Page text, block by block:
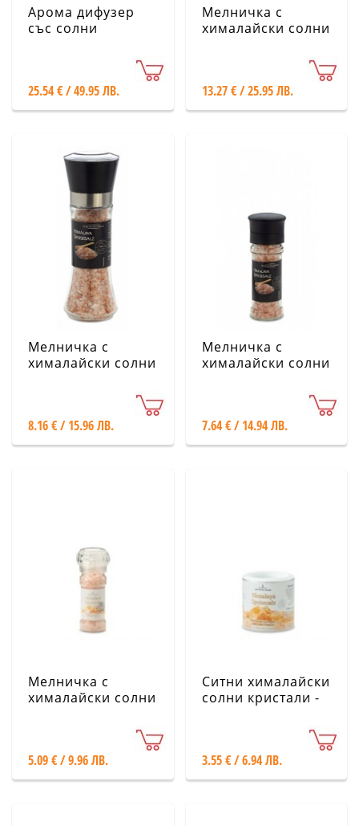
Арома дифузер
със солни
25.54 € / 49.95 ЛВ.
Мелничка с
хималайски солни
Квадратна, 80 g
13.27 € / 25.95 ЛВ.
Мелничка с
хималайски солни
Стъклена, 180 g
8.16 € / 15.96 ЛВ.
Мелничка с
хималайски солни
Стъклена, 110 g
7.64 € / 14.94 ЛВ.
Мелничка с
хималайски солни
Пластмасова, 125
5.09 € / 9.96 ЛВ.
Ситни хималайски
солни кристали -
3.55 € / 6.94 ЛВ.